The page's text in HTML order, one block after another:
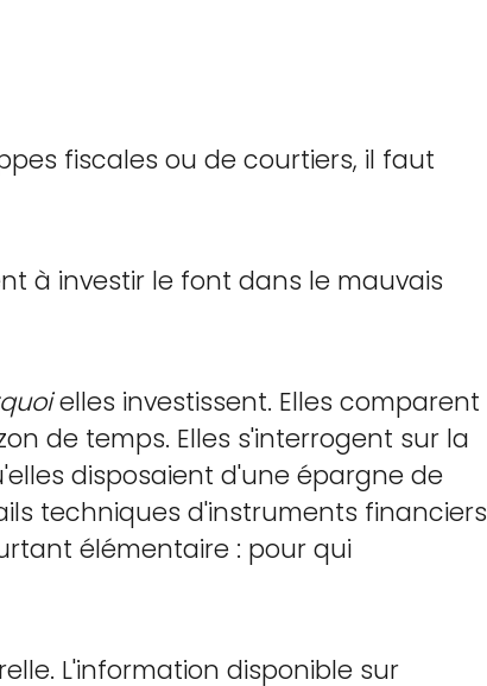
fiscales ou de courtiers, il faut
à investir le font dans le mauvais
elles investissent. Elles comparent
de temps. Elles s'interrogent sur la
disposaient d'une épargne de
techniques d'instruments financiers
élémentaire : pour qui
L'information disponible sur